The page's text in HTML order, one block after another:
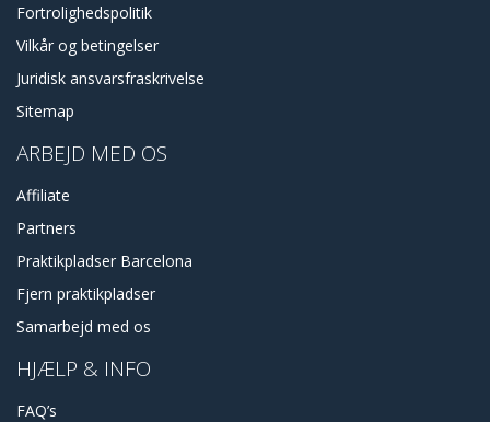
Fortrolighedspolitik
Vilkår og betingelser
Juridisk ansvarsfraskrivelse
Sitemap
ARBEJD MED OS
Affiliate
Partners
Praktikpladser Barcelona
Fjern praktikpladser
Samarbejd med os
HJÆLP & INFO
FAQ’s